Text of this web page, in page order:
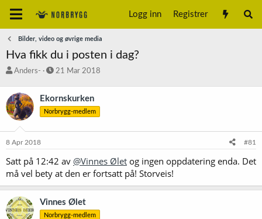
Logg inn Registrer
Bilder, video og øvrige media
Hva fikk du i posten i dag?
T
å
d
s
a
r
e
r
Anders-
S
r
t
a
21 Mar 2018
Ekornskurken
Norbrygg-medlem
8 Apr 2018 #81
Satt på 12:42 av @Vinnes Ølet og ingen oppdatering enda. Det
må vel bety at den er fortsatt på! Storveis!
Vinnes Ølet
Norbrygg-medlem